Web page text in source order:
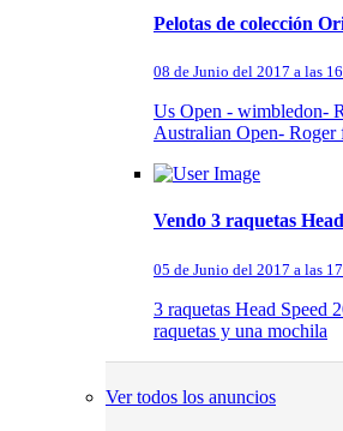
Pelotas de colección
08 de Junio del 2017 a las
Us Open - wimbledon-
Australian Open- Roger
Vendo 3 raquetas
05 de Junio del 2017 a las
3 raquetas Head Speed
raquetas y una mochila
Ver todos los anuncios